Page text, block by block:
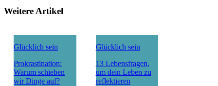
Weitere Artikel
Glücklich sein
Prokrastination:
Warum schieben
wir Dinge auf?
Glücklich sein
13 Lebensfragen,
um dein Leben zu
reflektieren